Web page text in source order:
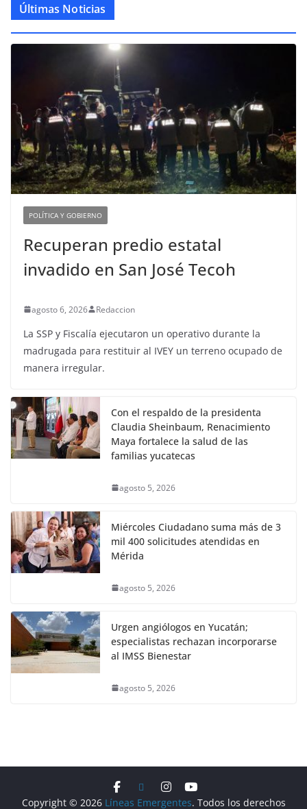
Últimas Noticias
POLÍTICA Y GOBIERNO
Recuperan predio estatal
invadido en San José Tecoh
agosto 6, 2026 Redaccion
La SSP y Fiscalía ejecutaron un operativo durante la
madrugada para restituir al IVEY un terreno ocupado de
manera irregular.
Con el respaldo de la presidenta
Claudia Sheinbaum, Renacimiento
Maya fortalece la salud de las
familias yucatecas
agosto 5, 2026
Miércoles Ciudadano suma más de 3
mil 400 solicitudes atendidas en
Mérida
agosto 5, 2026
Urgen angiólogos en Yucatán;
especialistas rechazan incorporarse
al IMSS Bienestar
agosto 5, 2026
Copyright © 2026 Líneas Emergentes. Todos los derechos